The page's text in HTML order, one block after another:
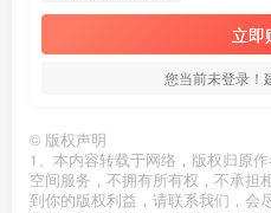
立即
您当前未登录！
© 版权声明
1、本内容转载于网络，版权归原
空间服务，不拥有所有权，不承担
到你的版权利益，请联系我们，会